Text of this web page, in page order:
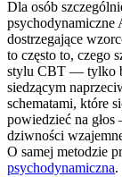
Dla osób
psychodynamiczne
dostrzegające
to często to, czego
stylu CBT — tylko
siedzącym
schematami, które
powiedzieć na
dziwności
O samej metodzie
psychodynamiczna.